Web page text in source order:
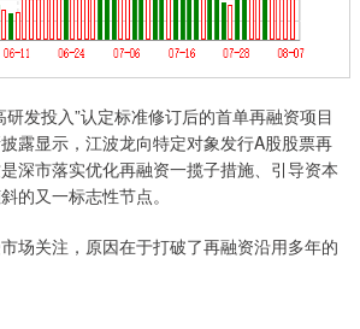
发投入”认定标准修订后的首单再融资项目
露显示，江波龙向特定对象发行A股股票再
深市落实优化再融资一揽子措施、引导资本
的又一标志性节点。
关注，原因在于打破了再融资沿用多年的